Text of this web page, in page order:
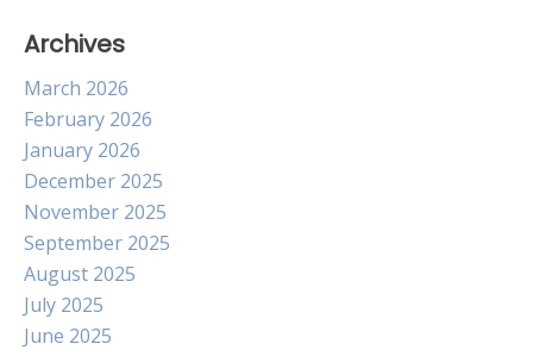
Archives
March 2026
February 2026
January 2026
December 2025
November 2025
September 2025
August 2025
July 2025
June 2025